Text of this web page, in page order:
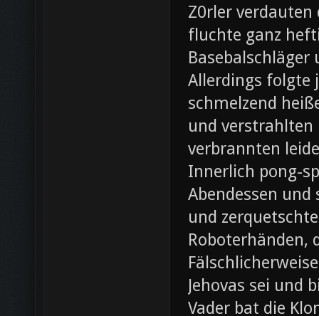
Z0rler
fluchte ganz
Allerdings folgte
schmelzend
und verstrahlten
verbrannten
Innerlich pong-
Abendessen
und
Roboterhänden,
Jehovas sei und
Vader bat die